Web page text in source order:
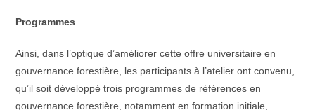
Programmes
Ainsi, dans l’optique d’améliorer cette offre universitaire en
gouvernance forestière, les participants à l’atelier ont convenu,
qu’il soit développé trois programmes de références en
gouvernance forestière, notamment en formation initiale,